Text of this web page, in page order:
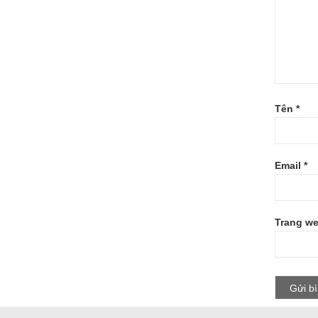
Tên *
Email *
Trang